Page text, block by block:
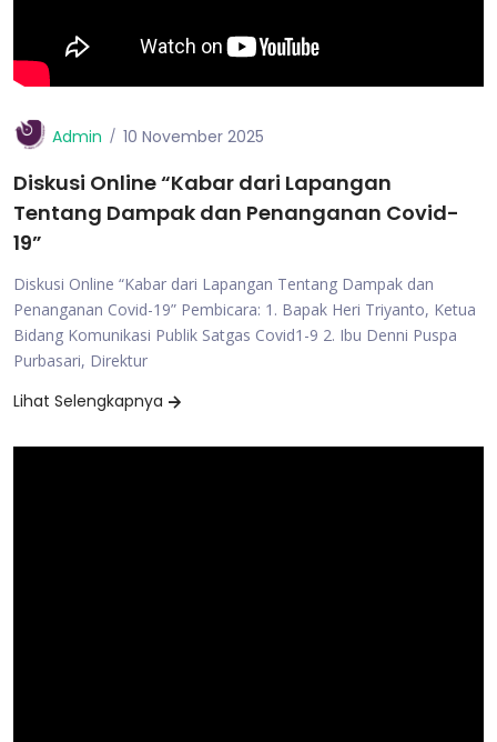
Admin 10 November 2025
Diskusi Online “Kabar dari Lapangan
Tentang Dampak dan Penanganan Covid-
19”
Diskusi Online “Kabar dari Lapangan Tentang Dampak dan
Penanganan Covid-19” Pembicara: 1. Bapak Heri Triyanto, Ketua
Bidang Komunikasi Publik Satgas Covid1-9 2. Ibu Denni Puspa
Purbasari, Direktur
Lihat Selengkapnya